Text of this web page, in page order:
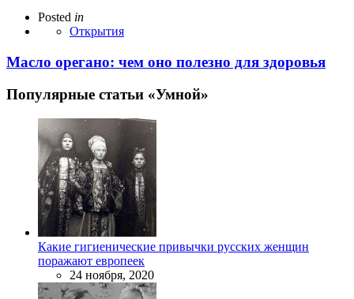
Posted in
Открытия
Масло орегано: чем оно полезно для здоровья
Популярные статьи «Умной»
Какие гигиенические привычки русских женщин
поражают европеек
24 ноября, 2020